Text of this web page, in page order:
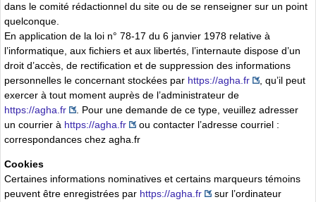
dans le comité rédactionnel du site ou de se renseigner sur un point
quelconque.
En application de la loi n° 78-17 du 6 janvier 1978 relative à
l’informatique, aux fichiers et aux libertés, l’internaute dispose d’un
droit d’accès, de rectification et de suppression des informations
personnelles le concernant stockées par https://agha.fr
, qu’il peut
exercer à tout moment auprès de l’administrateur de
https://agha.fr
. Pour une demande de ce type, veuillez adresser
un courrier à https://agha.fr
ou contacter l’adresse courriel :
correspondances chez agha.fr
Cookies
Certaines informations nominatives et certains marqueurs témoins
peuvent être enregistrées par https://agha.fr
sur l’ordinateur